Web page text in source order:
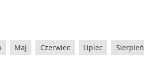
Maj Czerwiec Lipiec Sierpień